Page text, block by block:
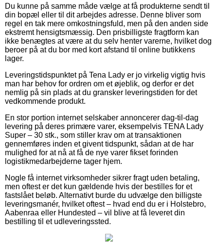
Du kunne på samme måde vælge at få produkterne sendt til
din bopæl eller til dit arbejdes adresse. Denne bliver som
regel en tak mere omkostningsfuld, men på den anden side
ekstremt hensigtsmæssig. Den prisbilligste fragtform kan
ikke benægtes at være at du selv henter varerne, hvilket dog
beroer på at du bor med kort afstand til online butikkens
lager.
Leveringstidspunktet på Tena Lady er jo virkelig vigtig hvis
man har behov for ordren om et øjeblik, og derfor er det
nemlig på sin plads at du gransker leveringstiden for det
vedkommende produkt.
En stor portion internet selskaber annoncerer dag-til-dag
levering på deres primære varer, eksempelvis TENA Lady
Super – 30 stk., som stiller krav om at transaktionen
gennemføres inden et givent tidspunkt, sådan at de har
mulighed for at nå at få de nye varer fikset forinden
logistikmedarbejderne tager hjem.
Nogle få internet virksomheder sikrer fragt uden betaling,
men oftest er det kun gældende hvis der bestilles for et
fastslået beløb. Alternativt burde du udvælge den billigste
leveringsmanér, hvilket oftest – hvad end du er i Holstebro,
Aabenraa eller Hundested – vil blive at få leveret din
bestilling til et udleveringssted.